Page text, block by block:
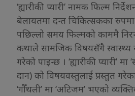
‘ह्यारीकी प्यारी’ नामक फिल्म
बेलायतमा दन्त चिकित्सकका रुपमा
पछिल्लो समय फिल्मको काममै
कथाले सामजिक विषयसँगै स्वास्थ्य
गरेको पाइन्छ । ‘ह्यारीकी प्यारी’ मा
दान) को विषयवस्तुलाई प्रस्तुत
‘गौँथली’ मा ‘अटिजम’ भएको